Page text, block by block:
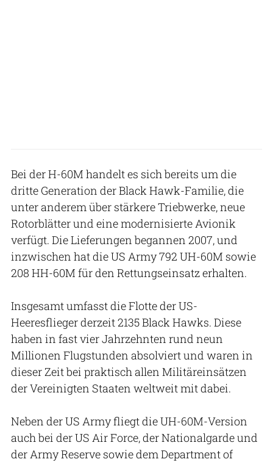
Bei der H-60M handelt es sich bereits um die
dritte Generation der Black Hawk-Familie, die
unter anderem über stärkere Triebwerke, neue
Rotorblätter und eine modernisierte Avionik
verfügt. Die Lieferungen begannen 2007, und
inzwischen hat die US Army 792 UH-60M sowie
208 HH-60M für den Rettungseinsatz erhalten.
Insgesamt umfasst die Flotte der US-
Heeresflieger derzeit 2135 Black Hawks. Diese
haben in fast vier Jahrzehnten rund neun
Millionen Flugstunden absolviert und waren in
dieser Zeit bei praktisch allen Militäreinsätzen
der Vereinigten Staaten weltweit mit dabei.
Neben der US Army fliegt die UH-60M-Version
auch bei der US Air Force, der Nationalgarde und
der Army Reserve sowie dem Department of